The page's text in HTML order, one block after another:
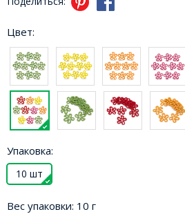
Цвет:
Упаковка:
10 шт
Вес упаковки: 10 г